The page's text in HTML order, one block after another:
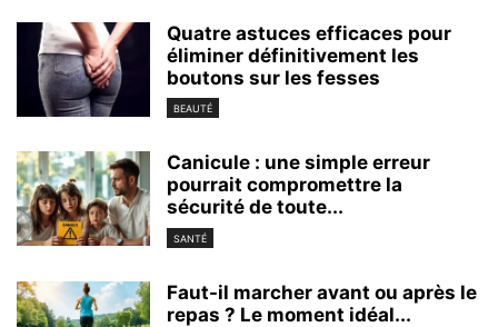
Quatre astuces efficaces pour
éliminer définitivement les
boutons sur les fesses
BEAUTÉ
Canicule : une simple erreur
pourrait compromettre la
sécurité de toute...
SANTÉ
Faut-il marcher avant ou après le
repas ? Le moment idéal...